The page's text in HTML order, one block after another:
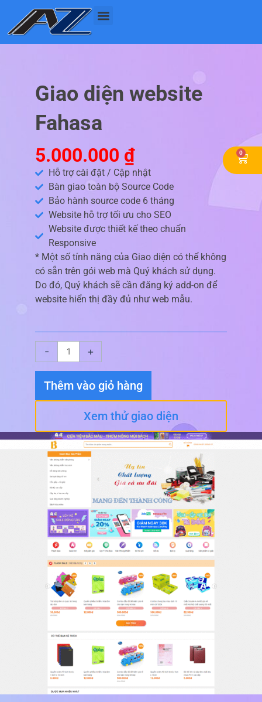
nội
Giao diện website
Fahasa
5.000.000 ₫
Hỗ trợ cài đặt / Cập nhật
Bàn giao toàn bộ Source Code
Bảo hành source code 6 tháng
Website hỗ trợ tối ưu cho SEO
Website được thiết kế theo chuẩn
Responsive
* Một số tính năng của Giao diện có thể không
có sẵn trên gói web mà Quý khách sử dụng.
Do đó, Quý khách sẽ cần đăng ký add-on để
website hiển thị đầy đủ như web mẫu.
-
diện
Fahasa
số
+
Thêm vào giỏ hàng
Xem thử giao diện
0
Cart